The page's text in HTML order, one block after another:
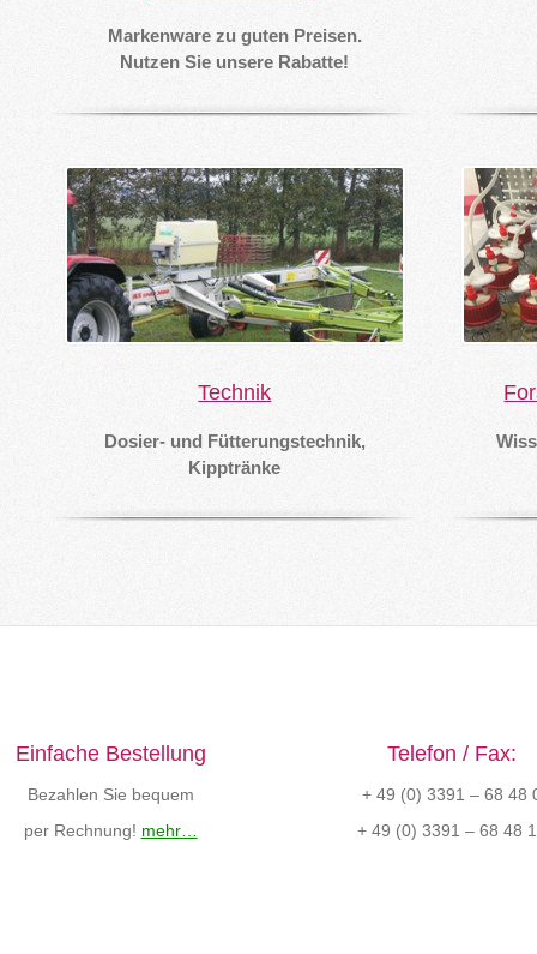
Markenware zu guten Preisen.
Nutzen Sie unsere Rabatte!
Technik
Dosier- und Fütterungstechnik,
Kipptränke
Einfache Bestellung
Bezahlen Sie bequem
per Rechnung! mehr…
Telefon / Fax:
+ 49 (0) 3391 – 68 48
+ 49 (0) 3391 – 68 48